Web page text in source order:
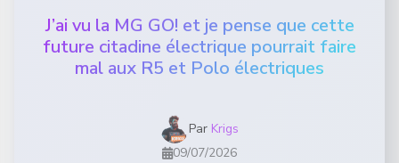
J’ai vu la MG GO! et je pense que cette
future citadine électrique pourrait faire
mal aux R5 et Polo électriques
Par Krigs
09/07/2026